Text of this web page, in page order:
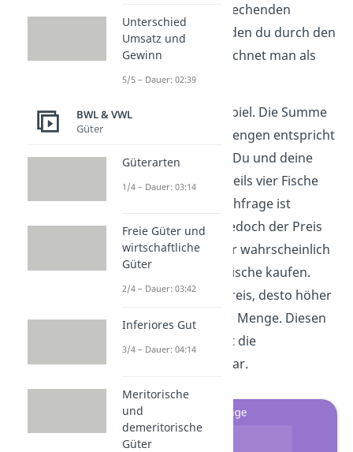
Verkäufer des entsprechenden
Produkts. Den Wert, den du durch den
Kauf realisierst, bezeichnet man als
Konsumentenrente
Nun zurück zum Beispiel. Die Summe
der nachgefragten Mengen entspricht
der Marktnachfrage. Du und deine
Nachbarin wollen jeweils vier Fische
kaufen. Die Marktnachfrage ist
folglich acht. Wenn jedoch der Preis
sinkt, dann würdet ihr wahrscheinlich
noch ein paar mehr Fische kaufen.
Umso geringer der Preis, desto höher
ist eure nachgefragte Menge. Diesen
Zusammenhang stellt die
Nachfragefunktion
dar.
Unterschied
Umsatz und
Gewinn
5/5 – Dauer: 02:39
BWL & VWL
Güter
Güterarten
1/4 – Dauer: 03:14
Freie Güter und
wirtschaftliche
Güter
2/4 – Dauer: 03:42
Inferiores Gut
3/4 – Dauer: 04:14
Meritorische
und
demeritorische
Güter